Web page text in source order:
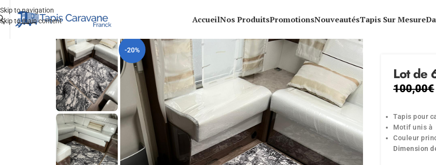
Skip to navigation
Skip to main content
AccueilNos ProduitsPromotionsNouveautésTapis Sur Mesure
-20%
Lot de
100,00€
Tapis pour
Motif unis à
Couleur
Dimension